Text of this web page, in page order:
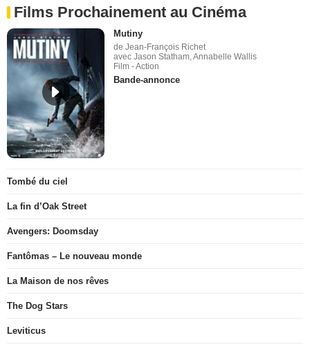
Films Prochainement au Cinéma
Mutiny
de Jean-François Richet
avec Jason Statham, Annabelle Wallis
Film - Action
Bande-annonce
Tombé du ciel
La fin d’Oak Street
Avengers: Doomsday
Fantômas – Le nouveau monde
La Maison de nos rêves
The Dog Stars
Leviticus